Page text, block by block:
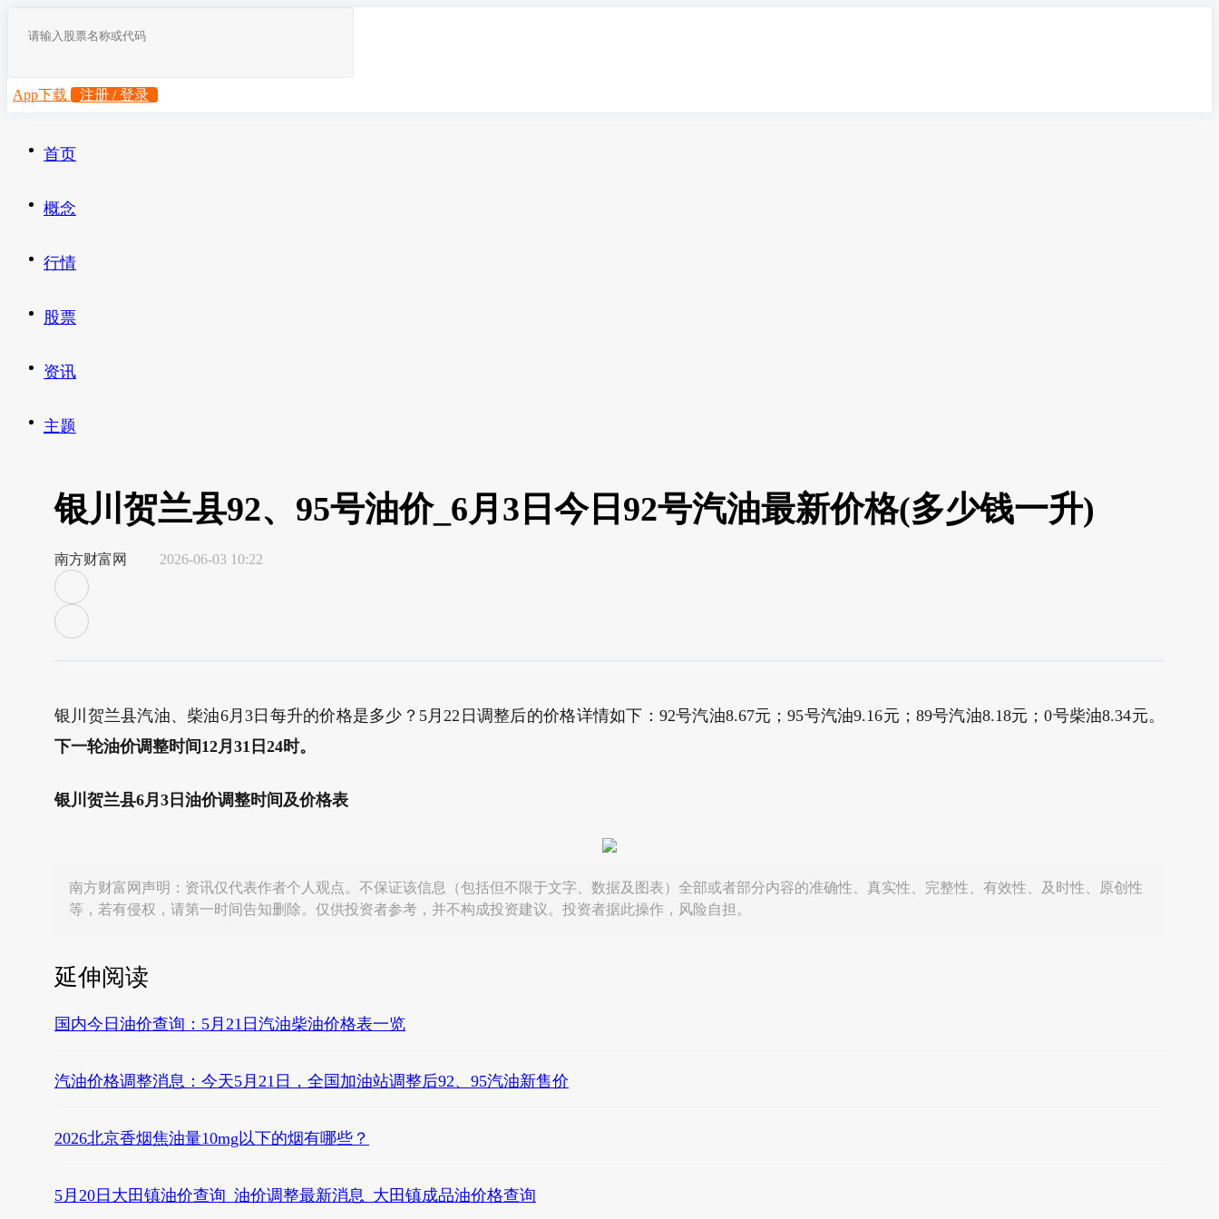
App下载 注册 / 登录
首页
概念
行情
股票
资讯
主题
银川贺兰县92、95号油价_6月3日今日92号汽油最新价格(多少钱一升)
南方财富网 2026-06-03 10:22
银川贺兰县汽油、柴油6月3日每升的价格是多少？5月22日调整后的价格详情如下：92号汽油8.67元；95号汽油9.16元；89号汽油8.18元；0号柴油8.34元。
下一轮油价调整时间12月31日24时。
银川贺兰县6月3日油价调整时间及价格表
南方财富网声明：资讯仅代表作者个人观点。不保证该信息（包括但不限于文字、数据及图表）全部或者部分内容的准确性、真实性、完整性、有效性、及时性、原创性
等，若有侵权，请第一时间告知删除。仅供投资者参考，并不构成投资建议。投资者据此操作，风险自担。
延伸阅读
国内今日油价查询：5月21日汽油柴油价格表一览
汽油价格调整消息：今天5月21日，全国加油站调整后92、95汽油新售价
2026北京香烟焦油量10mg以下的烟有哪些？
5月20日大田镇油价查询_油价调整最新消息_大田镇成品油价格查询